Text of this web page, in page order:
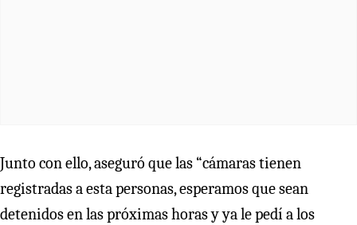
Junto con ello, aseguró que las “cámaras tienen
registradas a esta personas, esperamos que sean
detenidos en las próximas horas y ya le pedí a los